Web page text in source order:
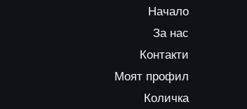
Начало
За нас
Контакти
Моят профил
Количка